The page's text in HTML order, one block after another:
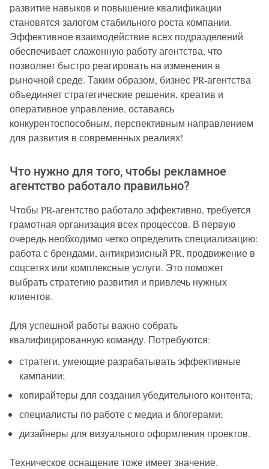
развитие навыков и повышение квалификации
становятся залогом стабильного роста компании.
Эффективное взаимодействие всех подразделений
обеспечивает слаженную работу агентства, что
позволяет быстро реагировать на изменения в
рыночной среде. Таким образом, бизнес PR-агентства
объединяет стратегические решения, креатив и
оперативное управление, оставаясь
конкурентоспособным, перспективным направлением
для развития в современных реалиях!
Что нужно для того, чтобы рекламное
агентство работало правильно?
Чтобы PR-агентство работало эффективно, требуется
грамотная организация всех процессов. В первую
очередь необходимо четко определить специализацию:
работа с брендами, антикризисный PR, продвижение в
соцсетях или комплексные услуги. Это поможет
выбрать стратегию развития и привлечь нужных
клиентов.
Для успешной работы важно собрать
квалифицированную команду. Потребуются:
стратеги, умеющие разрабатывать эффективные
кампании;
копирайтеры для создания убедительного контента;
специалисты по работе с медиа и блогерами;
дизайнеры для визуального оформления проектов.
Техническое оснащение тоже имеет значение.